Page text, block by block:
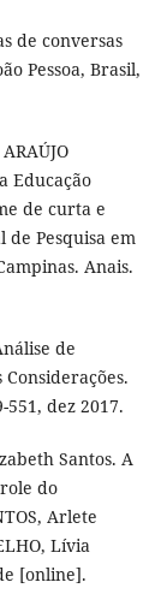
de conversas
Pessoa, Brasil,
Educação
de curta e
Pesquisa em
Anais.
de
551, dez 2017.
Santos. A
do
Arlete
Lívia
[online].